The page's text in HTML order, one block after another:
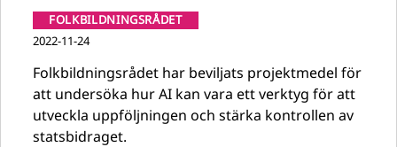
FOLKBILDNINGSRÅDET
2022-11-24
Folkbildningsrådet har beviljats projektmedel för
att undersöka hur AI kan vara ett verktyg för att
utveckla uppföljningen och stärka kontrollen av
statsbidraget.